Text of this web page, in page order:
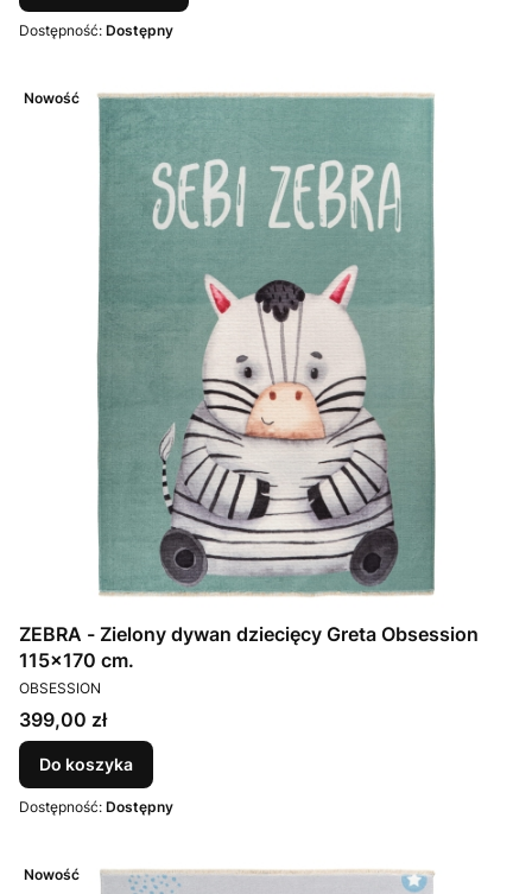
Dostępność: Dostępny
Nowość
ZEBRA - Zielony dywan dziecięcy Greta Obsession
115x170 cm.
PRODUCENT
OBSESSION
Cena
399,00 zł
Do koszyka
Dostępność: Dostępny
Nowość